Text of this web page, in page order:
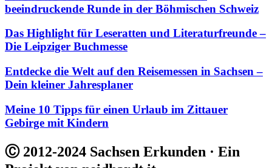
beeindruckende Runde in der Böhmischen Schweiz
Das Highlight für Leseratten und Literaturfreunde –
Die Leipziger Buchmesse
Entdecke die Welt auf den Reisemessen in Sachsen –
Dein kleiner Jahresplaner
Meine 10 Tipps für einen Urlaub im Zittauer
Gebirge mit Kindern
Ⓒ 2012-2024 Sachsen Erkunden · Ein